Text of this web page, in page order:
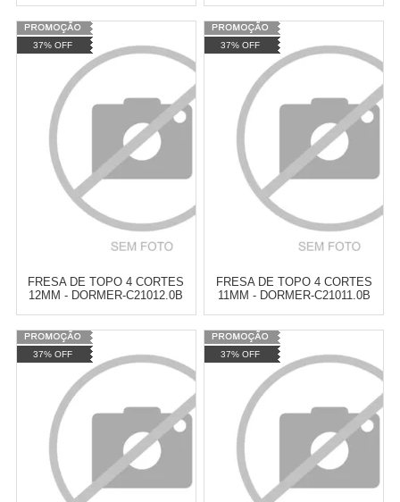
Varejo:
Atacado: R$ 2.550,90 (Apenas
Revendedor)
10 x
Cat:
COMPRAR
Varejo:
Atacado: R$ 2.550,90 (Apenas
Revendedor)
10
Cat:
COMPRAR
37% OFF
FRESA DE TOPO 4 CORTES
12MM - DORMER-C21012.0B
Varejo:
Atacado: R$ 2.550,90 (Apenas
Revendedor)
10 x
Cat:
COMPRAR
37% OFF
FRESA DE TOPO 4 CORTES
11MM - DORMER-C21011.0B
Varejo:
Atacado: R$ 2.550,90 (Apenas
Revendedor)
10
Cat:
COMPRAR
37% OFF 37% OFF